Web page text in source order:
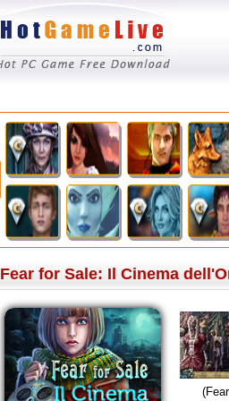
Fear for Sale: Il Cinema